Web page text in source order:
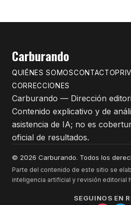
Carburando
QUIÉNES SOMOSCONTACTO
CORRECCIONES
Carburando — Dirección
Contenido explicativo y de
asistencia de IA; no es
oficial de resultados.
© 2026 Carburando. Todos los
Parte del contenido de este sitio se
inteligencia artificial y revisión editorial
SEGUINOS EN